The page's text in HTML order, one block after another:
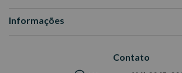
Informações
Contato